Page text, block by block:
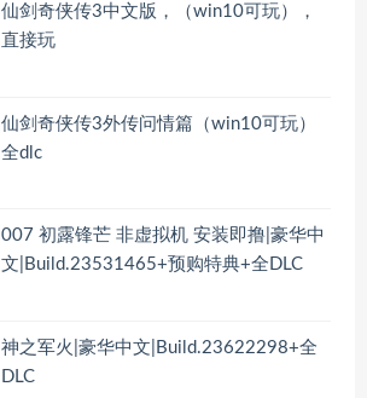
仙剑奇侠传3中文版，（win10可玩），
直接玩
仙剑奇侠传3外传问情篇（win10可玩）
全dlc
007 初露锋芒 非虚拟机 安装即撸|豪华中
文|Build.23531465+预购特典+全DLC
神之军火|豪华中文|Build.23622298+全
DLC